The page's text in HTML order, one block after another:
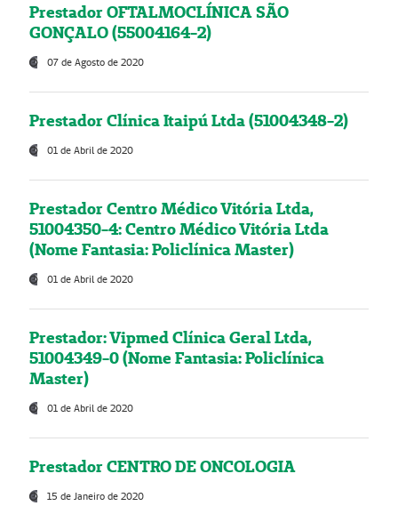
Prestador OFTALMOCLÍNICA SÃO
GONÇALO (55004164-2)
07 de Agosto de 2020
Prestador Clínica Itaipú Ltda (51004348-2)
01 de Abril de 2020
Prestador Centro Médico Vitória Ltda,
51004350-4: Centro Médico Vitória Ltda
(Nome Fantasia: Policlínica Master)
01 de Abril de 2020
Prestador: Vipmed Clínica Geral Ltda,
51004349-0 (Nome Fantasia: Policlínica
Master)
01 de Abril de 2020
Prestador CENTRO DE ONCOLOGIA
15 de Janeiro de 2020